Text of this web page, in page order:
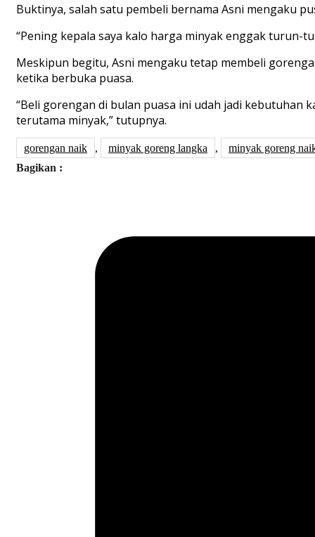
Buktinya, salah satu pembeli bernama Asni mengaku
“Pening kepala saya kalo harga minyak enggak turun-
Meskipun begitu, Asni mengaku tetap membeli
ketika berbuka puasa.
“Beli gorengan di bulan puasa ini udah jadi kebutuhan
terutama minyak,” tutupnya.
gorengan naik , minyak goreng langka ,
minyak goreng
Bagikan :